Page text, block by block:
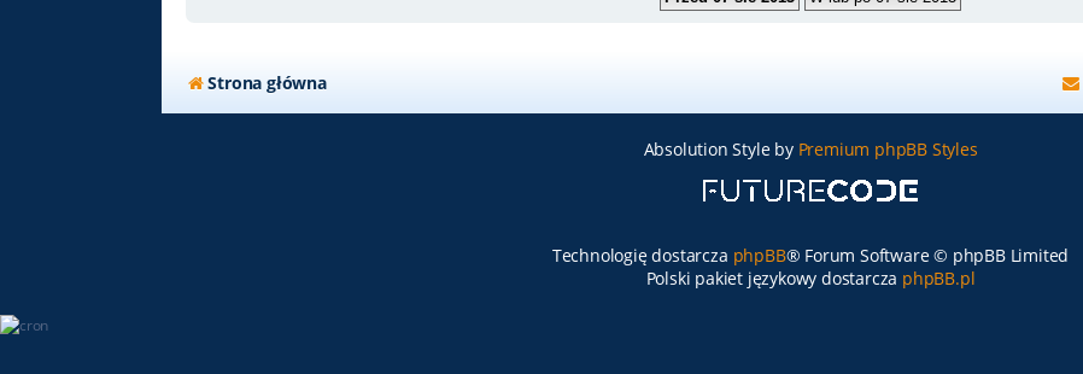
Strona główna
Absolution Style by Premium phpBB Styles
Technologię dostarcza phpBB® Forum Software © phpBB Limited
Polski pakiet językowy dostarcza phpBB.pl